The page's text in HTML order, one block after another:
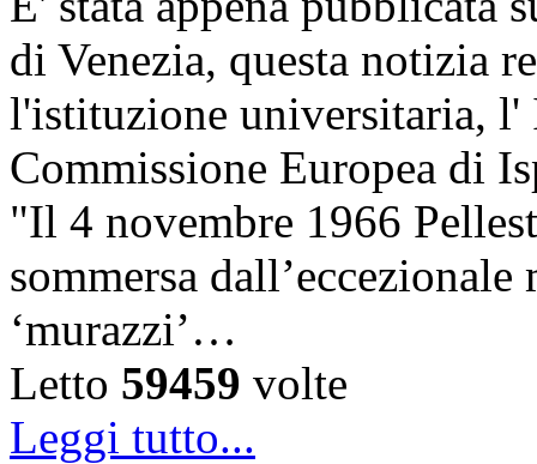
di Venezia, questa notizia
l'istituzione universitaria,
Commissione Europea di
"Il 4 novembre 1966
sommersa
‘murazzi’…
Letto 59459 volte
Leggi tutto...